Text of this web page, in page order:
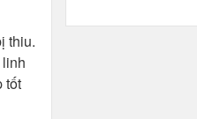
thiu.
tốt